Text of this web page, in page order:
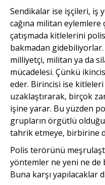
Sendikalar ise işçileri, iş
cağına militan eylemlere
çatışmada kitlelerini
bakmadan
milliyetçi, militan ya da
mücadelesi. Çünkü
eder. Birin­cisi ise
uzaklaştırarak, birçok
işine yarar. Bu yüzden
grupların örgütlü
tahrik etmeye, birbi­rine
Polis terörünü
yöntemler ne yeni ne
Buna karşı yapıla­caklar